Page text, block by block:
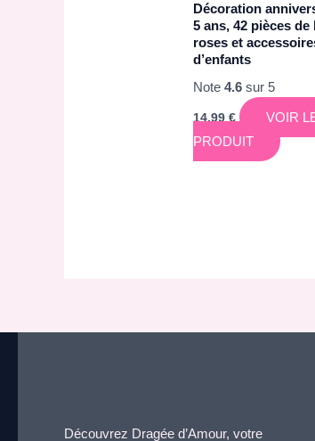
Décoration
5 ans, 42 pièces de
roses et
d’enfants
Note4.6 sur 5
14,99€
VOIR
PRODUIT
Découvrez Dragée d’Amour, votre